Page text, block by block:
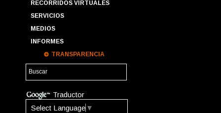
RECORRIDOS VIRTUALES
SERVICIOS
MEDIOS
INFORMES
TRANSPARENCIA
Traductor
Select Language ▼